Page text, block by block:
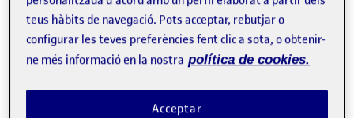
DIAGRAMA DE IDEA
teus hàbits de navegació. Pots acceptar, rebutjar o
configurar les teves preferències fent clic a sota, o obtenir-
ne més informació en la nostra política de cookies.
Acceptar